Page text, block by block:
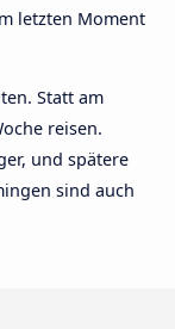
letzten Moment
Statt am
reisen.
und spätere
sind auch